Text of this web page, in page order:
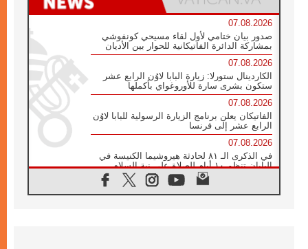
07.08.2026
صدور بيان ختامي لأول لقاء مسيحي كونفوشي
بمشاركة الدائرة الفاتيكانية للحوار بين الأديان
07.08.2026
الكاردينال ستورلا: زيارة البابا لاوُن الرابع عشر
ستكون بشرى سارة للأوروغواي بأكملها
07.08.2026
الفاتيكان يعلن برنامج الزيارة الرسولية للبابا لاوُن
الرابع عشر إلى فرنسا
07.08.2026
في الذكرى الـ ٨١ لحادثة هيروشيما الكنيسة في
اليابان تنظم ١٠ أيام للصلاة على نية السلام
الكنيسة في الأوروغواي: زيارة البابا ستعزز